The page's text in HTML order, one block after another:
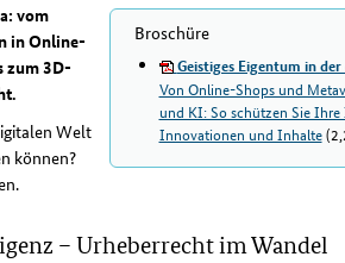
Broschüre
Geistiges Eigentum in
Von Online-Shops und
und KI: So schützen Sie Ihre
Innovationen und Inhalte
vom
in Online-
zum 3D-
Welt
können?
– Urheberrecht im Wandel